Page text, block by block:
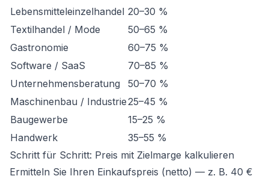
Lebensmitteleinzelhandel 20–30 %
Textilhandel / Mode
50–65 %
Gastronomie
60–75 %
Software / SaaS
70–85 %
Unternehmensberatung
50–70 %
Maschinenbau / Industrie25–45 %
Baugewerbe
15–25 %
Handwerk
35–55 %
Schritt für Schritt: Preis mit Zielmarge kalkulieren
Ermitteln Sie Ihren Einkaufspreis (netto) — z. B. 40 €